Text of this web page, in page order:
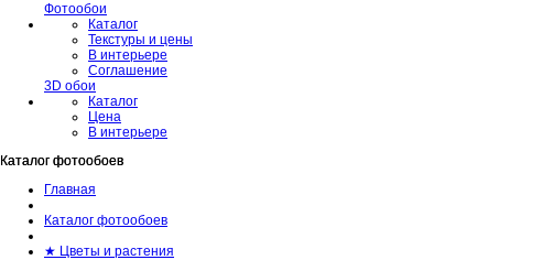
Фотообои
Каталог
Текстуры и цены
В интерьере
Соглашение
3D обои
Каталог
Цена
В интерьере
Каталог фотообоев
Каталог фотообоев
Главная
Каталог фотообоев
★ Цветы и растения